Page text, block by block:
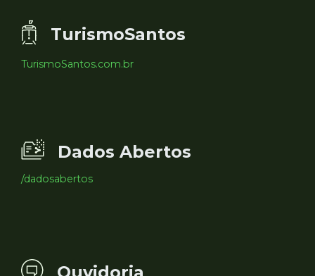
TurismoSantos
TurismoSantos.com.br
Dados Abertos
/dadosabertos